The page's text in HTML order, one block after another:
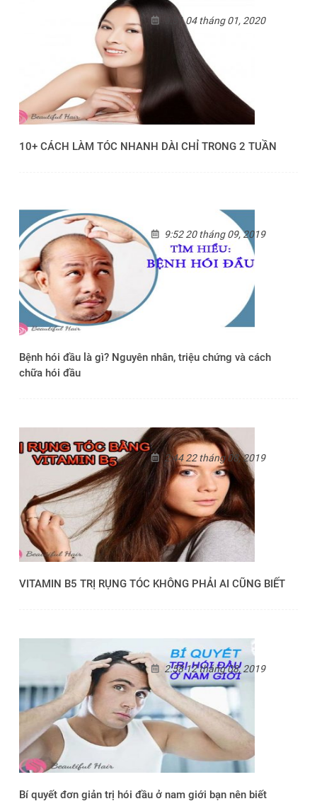
10+ CÁCH LÀM TÓC NHANH DÀI CHỈ TRONG 2 TUẦN
9:51 04 tháng 01, 2020
Bệnh hói đầu là gì? Nguyên nhân, triệu chứng và cách
chữa hói đầu
9:52 20 tháng 09, 2019
VITAMIN B5 TRỊ RỤNG TÓC KHÔNG PHẢI AI CŨNG BIẾT
2:44 22 tháng 08, 2019
Bí quyết đơn giản trị hói đầu ở nam giới bạn nên biết
2:58 12 tháng 08, 2019